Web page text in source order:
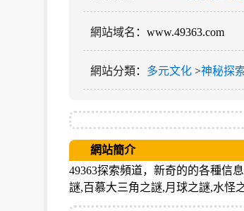
網站域名 ：www.49363.com
網站分類 ： 多元文化 >神秘探
網站簡介
49363探索頻道，新奇的的各種信
謎,百慕大三角之謎,月球之謎,水怪